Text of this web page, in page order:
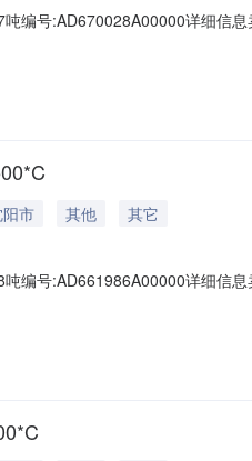
编号:AD670028A00000详细信
重量代码描述:上表面锌层重量
市 其他
其它
编号:AD661986A00000详细信
层重量代码描述:上表面锌层重量